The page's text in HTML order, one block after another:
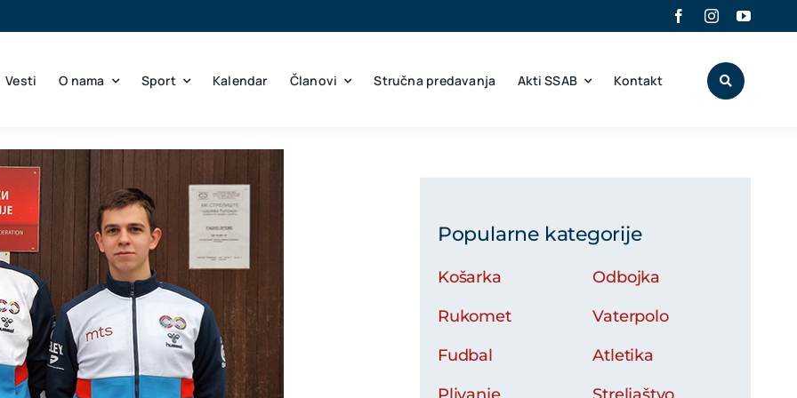
Vesti O nama Sport Kalendar Članovi Stručna predavanja Akti SSAB Kontakt
Popularne kategorije
Košarka
Rukomet
Fudbal
Odbojka
Vaterpolo
Atletika